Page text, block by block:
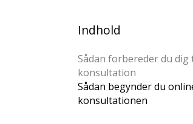
Indhold
Sådan forbereder du dig
konsultation
Sådan begynder du
konsultationen